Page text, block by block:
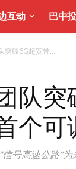
互动 巴中
突破6G超宽带...
队突
个
号高速公路”